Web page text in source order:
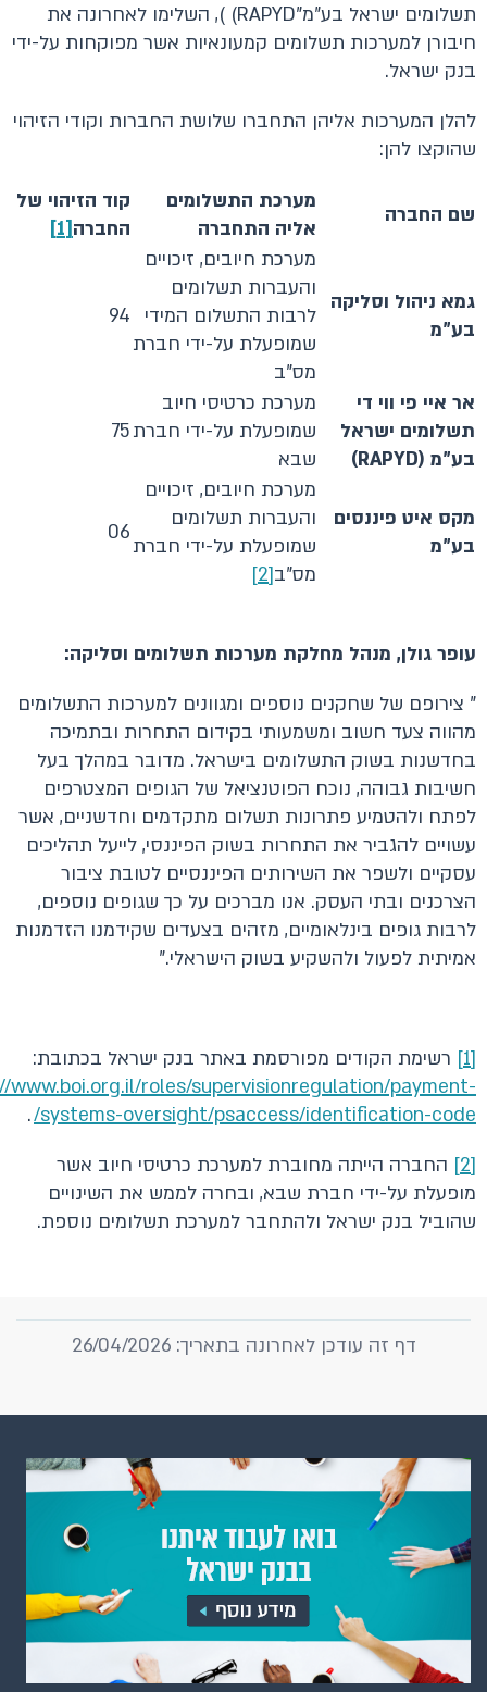
תשלומים ישראל בע"מ"RAPYD) ), השלימו לאחרונה את
חיבורן למערכות תשלומים קמעונאיות אשר מפוקחות על-ידי
בנק ישראל.
להלן המערכות אליהן התחברו שלושת החברות וקודי הזיהוי
שהוקצו להן:
שם החברה
מערכת התשלומים
אליה התחברה
קוד הזיהוי של
החברה [1]
גמא ניהול וסליקה
בע"מ
מערכת חיובים, זיכויים
והעברות תשלומים
לרבות התשלום המידי
שמופעלת על-ידי חברת
מס"ב
94
אר איי פי ווי די
תשלומים ישראל
בע"מ (
RAPYD
)
מערכת כרטיסי חיוב
שמופעלת על-ידי חברת
שבא
75
מקס איט פיננסים
בע"מ
מערכת חיובים, זיכויים
והעברות תשלומים
שמופעלת על-ידי חברת
מס"ב[2]
06
עופר גולן, מנהל מחלקת מערכות תשלומים וסליקה:
" צירופם של שחקנים נוספים ומגוונים למערכות התשלומים
מהווה צעד חשוב ומשמעותי בקידום התחרות ובתמיכה
בחדשנות בשוק התשלומים בישראל. מדובר במהלך בעל
חשיבות גבוהה, נוכח הפוטנציאל של הגופים המצטרפים
לפתח ולהטמיע פתרונות תשלום מתקדמים וחדשניים, אשר
עשויים להגביר את התחרות בשוק הפיננסי, לייעל תהליכים
עסקיים ולשפר את השירותים הפיננסיים לטובת ציבור
הצרכנים ובתי העסק. אנו מברכים על כך שגופים נוספים,
לרבות גופים בינלאומיים, מזהים בצעדים שקידמנו הזדמנות
אמיתית לפעול ולהשקיע בשוק הישראלי."
[1]
רשימת הקודים מפורסמת באתר בנק ישראל בכתובת:
www.boi.org.il/roles/supervisionregulation/payment-
systems-oversight/psaccess/identification-code/
.
[2]
החברה הייתה מחוברת למערכת כרטיסי חיוב אשר
מופעלת על-ידי חברת שבא, ובחרה לממש את השינויים
שהוביל בנק ישראל ולהתחבר למערכת תשלומים נוספת.
דף זה עודכן לאחרונה בתאריך: 26/04/2026